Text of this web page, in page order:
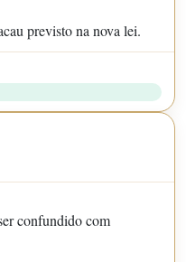
previsto na nova lei.
confundido com